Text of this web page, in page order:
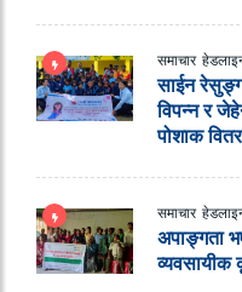
समाचार
साईन
विपन्न र
पोशाक
समाचार
अपाङ्गता
व्यवसायीक